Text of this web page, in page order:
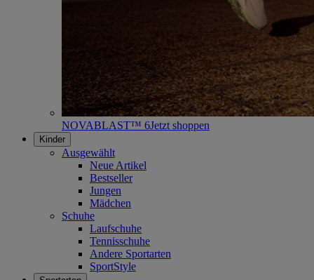
NOVABLAST™ 6Jetzt shoppen
Kinder
Ausgewählt
Neue Artikel
Bestseller
Jungen
Mädchen
Schuhe
Laufschuhe
Tennisschuhe
Andere Sportarten
SportStyle